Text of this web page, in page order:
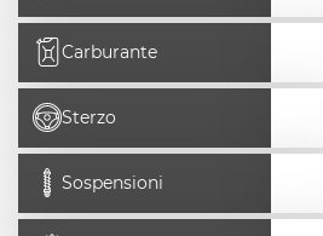
Carburante
Sterzo
Sospensioni